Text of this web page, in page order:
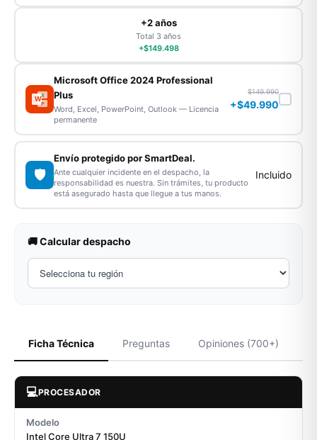
+2 años
Total 3 años
+$149.498
WX
P
Microsoft Office 2024 Professional
Plus
Word, Excel, PowerPoint, Outlook — Licencia
permanente
$149.990
+$49.990
🛡️
Envío protegido por SmartDeal.
Ante cualquier incidente en el despacho, la
responsabilidad es nuestra. Sin trámites, tu producto
está asegurado hasta que llegue a tus manos.
Incluido
🚚 Calcular despacho
Ficha Técnica Preguntas Opiniones (700+)
💻PROCESADOR
Modelo
Intel Core Ultra 7 150U